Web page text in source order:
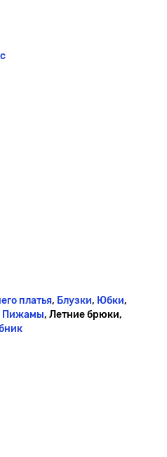
платья, Блузки, Юбки,
Пижамы, Летние брюки,